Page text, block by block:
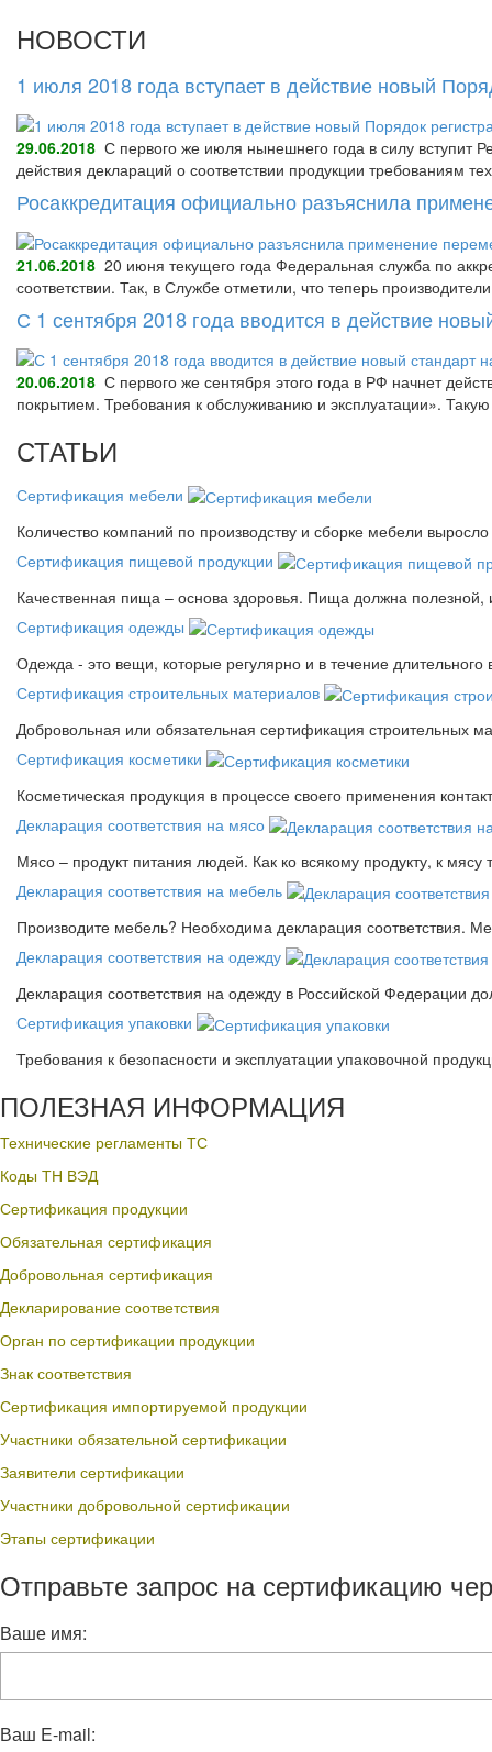
НОВОСТИ
1 июля 2018 года вступает в действие новый
29.06.2018 С первого же июля нынешнего года в силу вступит
действия деклараций о соответствии продукции требованиям
Росаккредитация официально разъяснила
21.06.2018 20 июня текущего года Федеральная служба по
соответствии. Так, в Службе отметили, что теперь
С 1 сентября 2018 года вводится в действие
20.06.2018 С первого же сентября этого года в РФ начнет
покрытием. Требования к обслуживанию и эксплуатации».
СТАТЬИ
Сертификация мебели
Количество компаний по производству и сборке мебели
Сертификация пищевой продукции
Качественная пища – основа здоровья. Пища должна
Сертификация одежды
Одежда - это вещи, которые регулярно и в течение
Сертификация строительных материалов
Добровольная или обязательная сертификация строительных
Сертификация косметики
Косметическая продукция в процессе своего применения
Декларация соответствия на мясо
Мясо – продукт питания людей. Как ко всякому продукту, к мясу
Декларация соответствия на мебель
Производите мебель? Необходима декларация соответствия.
Декларация соответствия на одежду
Декларация соответствия на одежду в Российской Федерации
Сертификация упаковки
Требования к безопасности и эксплуатации упаковочной
ПОЛЕЗНАЯ ИНФОРМАЦИЯ
Технические регламенты ТС
Коды ТН ВЭД
Сертификация продукции
Обязательная сертификация
Добровольная сертификация
Декларирование соответствия
Орган по сертификации продукции
Знак соответствия
Сертификация импортируемой продукции
Участники обязательной сертификации
Заявители сертификации
Участники добровольной сертификации
Этапы сертификации
Отправьте запрос на сертификацию
Ваше имя:
Ваш E-mail: